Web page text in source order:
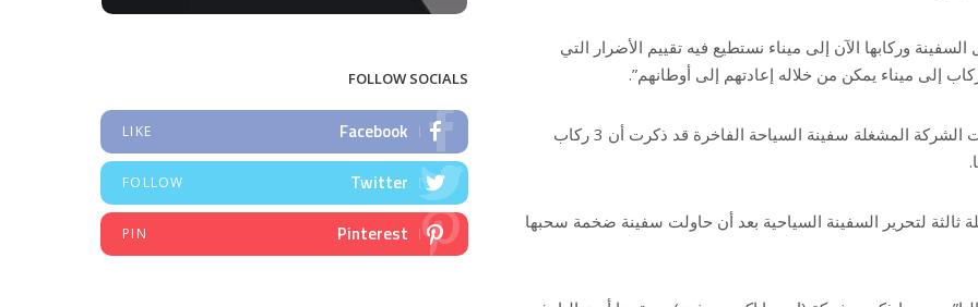
وركابها الآن إلى ميناء نستطيع فيه تقييم الأضرار التي
إلى ميناء يمكن من خلاله إعادتهم إلى أوطانهم”.
في وقت سابق من الخميس كانت الشركة المشغلة سفينة السياحة الفاخرة قد ذكرت أن 3 ركاب
ثالثة لتحرير السفينة السياحية بعد أن حاولت سفينة ضخمة سحبها
FOLLOW SOCIALS
Facebook
LIKE
Twitter
FOLLOW
Pinterest
PIN